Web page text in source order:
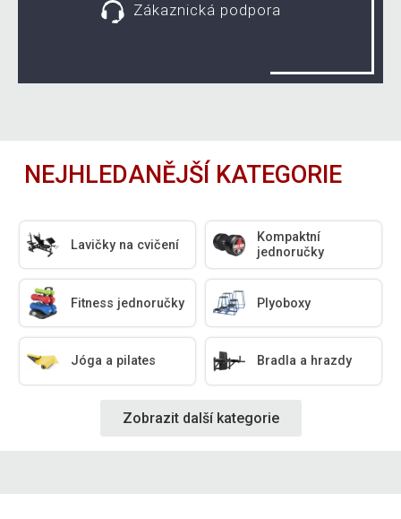
Zákaznická podpora
NEJHLEDANĚJŠÍ KATEGORIE
Lavičky na cvičení
Kompaktní
jednoručky
Fitness jednoručky Plyoboxy
Jóga a pilates Bradla a hrazdy
Zobrazit další kategorie